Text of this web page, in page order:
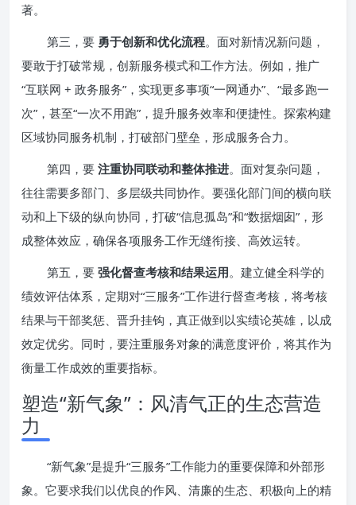
著。
第三，要 勇于创新和优化流程。面对新情况新问题，
要敢于打破常规，创新服务模式和工作方法。例如，推广
“互联网 + 政务服务”，实现更多事项“一网通办”、“最多跑一
次”，甚至“一次不用跑”，提升服务效率和便捷性。探索构建
区域协同服务机制，打破部门壁垒，形成服务合力。
第四，要 注重协同联动和整体推进。面对复杂问题，
往往需要多部门、多层级共同协作。要强化部门间的横向联
动和上下级的纵向协同，打破“信息孤岛”和“数据烟囱”，形
成整体效应，确保各项服务工作无缝衔接、高效运转。
第五，要 强化督查考核和结果运用。建立健全科学的
绩效评估体系，定期对“三服务”工作进行督查考核，将考核
结果与干部奖惩、晋升挂钩，真正做到以实绩论英雄，以成
效定优劣。同时，要注重服务对象的满意度评价，将其作为
衡量工作成效的重要指标。
塑造“新气象”：风清气正的生态营造
力
“新气象”是提升“三服务”工作能力的重要保障和外部形
象。它要求我们以优良的作风、清廉的生态、积极向上的精